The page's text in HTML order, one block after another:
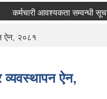
कर्मचारी आवश्यकता सम्वन्धी सूचना
ऐन, २०८१
व्यवस्थापन ऐन,